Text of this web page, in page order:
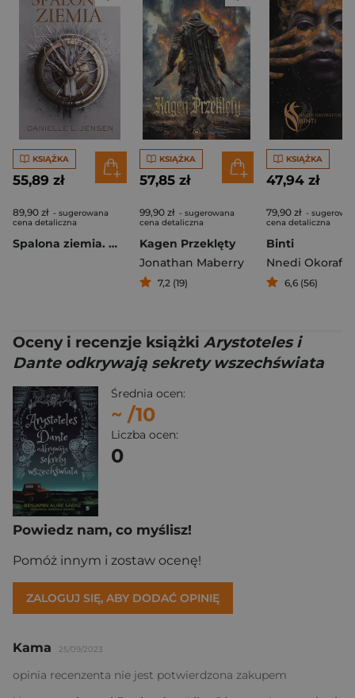
KSIĄŻKA
55,89 zł
89,90 zł - sugerowana
cena detaliczna
Spalona ziemia. Mroczne Wybrzeża. Tom 4
KSIĄŻKA
57,85 zł
99,90 zł - sugerowana
cena detaliczna
Kagen Przeklęty
Jonathan Maberry
7,2 (19)
KSIĄŻKA
47,94 zł
79,90 zł -
cena detaliczna
Binti
Nnedi Okorafor
6,6 (56)
Oceny i recenzje książki Arystoteles i
Dante odkrywają sekrety wszechświata
Średnia ocen:
~ /10
Liczba ocen:
0
Powiedz nam, co myślisz!
Pomóż innym i zostaw ocenę!
ZALOGUJ SIĘ, ABY DODAĆ OPINIĘ
Kama 25/09/2023
opinia recenzenta nie jest potwierdzona zakupem